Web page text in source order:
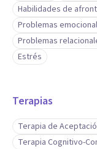
Habilidades de
Problemas
Problemas
Estrés
Terapias
Terapia de
Terapia Cognitivo-